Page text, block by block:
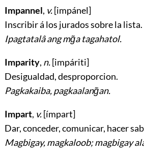
Impannel, v.[impánel]
Inscribir á los jurados sobre la lista.
Ipagtatalâ ang mg̃a tagahatol.
Imparity, n.[impáriti]
Desigualdad, desproporcion.
Pagkakaiba, pagkaalang̃an.
Impart, v.[ímpart]
Dar, conceder, comunicar, hacer
Magbigay, magkaloob; magbigay